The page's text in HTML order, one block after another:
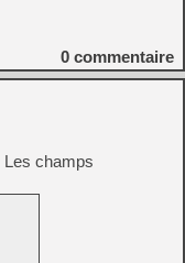
0 commentaire
Les champs